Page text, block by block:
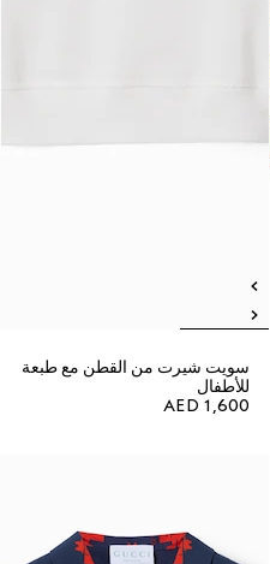
سويت شيرت من القطن مع طبعة
للأطفال
AED 1,600